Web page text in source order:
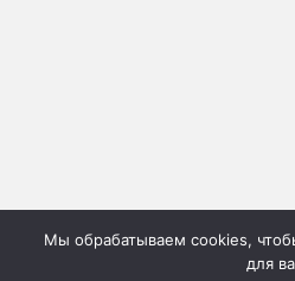
Мы обрабатываем cookies,
для